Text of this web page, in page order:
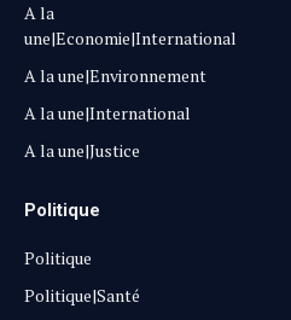
A la
une|Economie|International
A la une|Environnement
A la une|International
A la une|Justice
Politique
Politique
Politique|Santé